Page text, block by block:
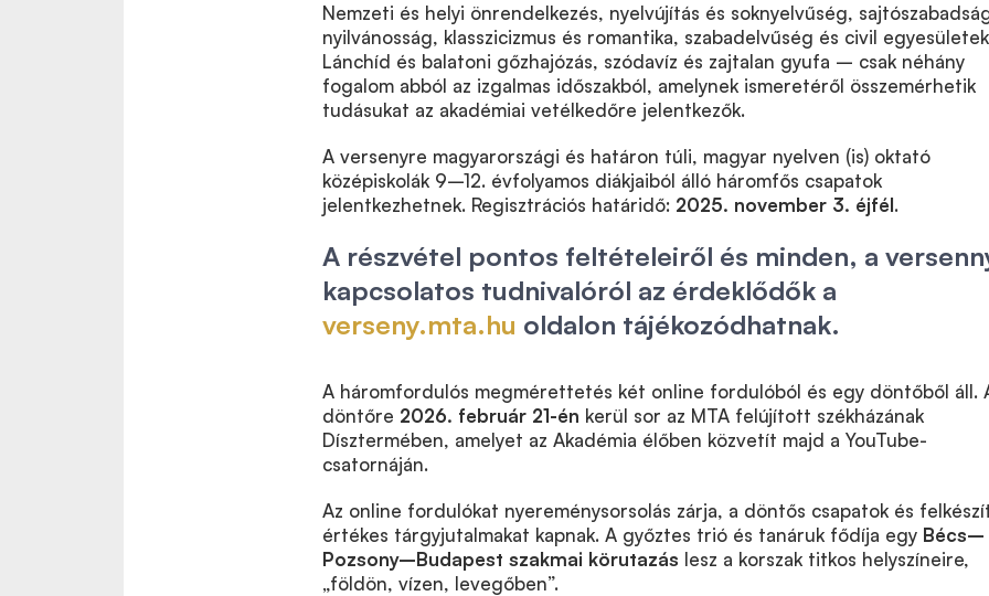
Nemzeti és helyi önrendelkezés, nyelvújítás és soknyelvűség,
nyilvánosság, klasszicizmus és romantika, szabadelvűség és civil
Lánchíd és balatoni gőzhajózás, szódavíz és zajtalan gyufa – csak néhány
fogalom abból az izgalmas időszakból, amelynek ismeretéről összemérhetik
tudásukat az akadémiai vetélkedőre jelentkezők.
A versenyre magyarországi és határon túli, magyar nyelven (is) oktató
középiskolák 9–12. évfolyamos diákjaiból álló háromfős csapatok
jelentkezhetnek. Regisztrációs határidő: 2025. november 3. éjfél.
A részvétel pontos feltételeiről és minden, a
kapcsolatos tudnivalóról az érdeklődők a
verseny.mta.hu oldalon tájékozódhatnak.
A háromfordulós megmérettetés két online fordulóból és egy döntőből áll.
döntőre 2026. február 21-én kerül sor az MTA felújított székházának
Dísztermében, amelyet az Akadémia élőben közvetít majd a YouTube-
csatornáján.
Az online fordulókat nyereménysorsolás zárja, a döntős csapatok és
értékes tárgyjutalmakat kapnak. A győztes trió és tanáruk fődíja egy Bécs–
Pozsony–Budapest szakmai körutazás lesz a korszak titkos helyszíneire,
„földön, vízen, levegőben”.